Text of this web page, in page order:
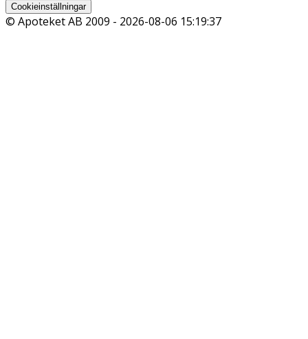
Cookieinställningar
© Apoteket AB 2009 - 2026-08-06 15:19:37